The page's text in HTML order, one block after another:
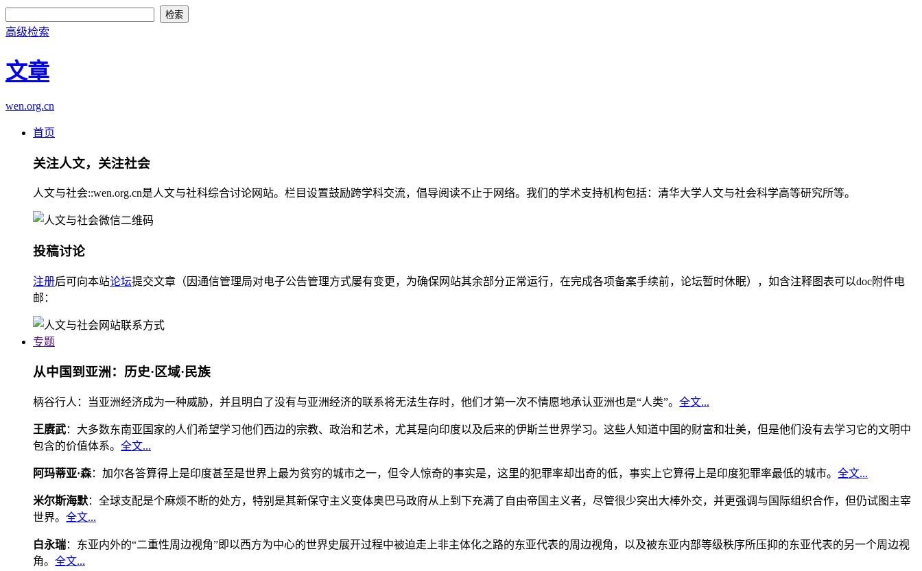
高级检索
文章
wen.org.cn
首页
关注人文，关注社会
人文与社会::wen.org.cn是人文与社科综合讨论网站。栏目设置鼓励跨学科交流，倡导阅读不止于网络。我们的学术支持机构包括：清华大学人文与社会科学高等研究所等。
投稿讨论
注册后可向本站论坛提交文章（因通信管理局对电子公告管理方式屡有变更，为确保网站其余部分正常运行，在完成各项备案手续前，论坛暂时休眠），如含注释图表可以doc附件电
邮：
专题
从中国到亚洲：历史·区域·民族
柄谷行人：当亚洲经济成为一种威胁，并且明白了没有与亚洲经济的联系将无法生存时，他们才第一次不情愿地承认亚洲也是“人类”。 全文...
王赓武：大多数东南亚国家的人们希望学习他们西边的宗教、政治和艺术，尤其是向印度以及后来的伊斯兰世界学习。这些人知道中国的财富和壮美，但是他们没有去学习它的文明中
包含的价值体系。 全文...
阿玛蒂亚·森：加尔各答算得上是印度甚至是世界上最为贫穷的城市之一，但令人惊奇的事实是，这里的犯罪率却出奇的低，事实上它算得上是印度犯罪率最低的城市。 全文...
米尔斯海默：全球支配是个麻烦不断的处方，特别是其新保守主义变体奥巴马政府从上到下充满了自由帝国主义者，尽管很少突出大棒外交，并更强调与国际组织合作，但仍试图主宰
世界。 全文...
白永瑞：东亚内外的“二重性周边视角”即以西方为中心的世界史展开过程中被迫走上非主体化之路的东亚代表的周边视角，以及被东亚内部等级秩序所压抑的东亚代表的另一个周边视
角。 全文...